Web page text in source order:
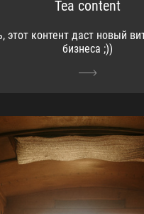
Tea content
этот контент даст новый
бизнеса ;))